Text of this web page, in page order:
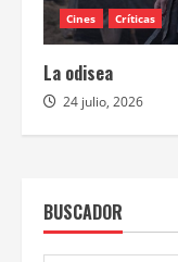
Cines Críticas
La odisea
24 julio, 2026
BUSCADOR